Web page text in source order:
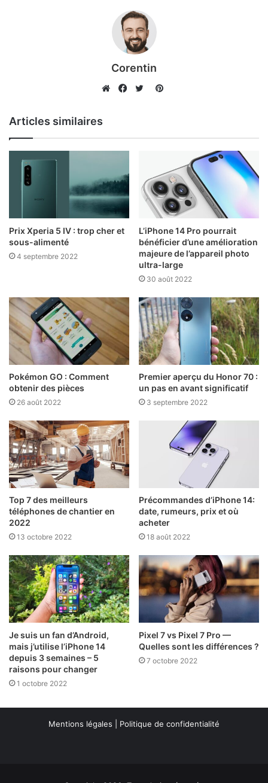
Corentin
Pinterest
Articles similaires
Prix Xperia 5 IV : trop cher et
sous-alimenté
4 septembre 2022
L’iPhone 14 Pro pourrait
bénéficier d’une amélioration
majeure de l’appareil photo
ultra-large
30 août 2022
Pokémon GO : Comment
obtenir des pièces
26 août 2022
Premier aperçu du Honor 70 :
un pas en avant significatif
3 septembre 2022
Top 7 des meilleurs
téléphones de chantier en
2022
13 octobre 2022
Précommandes d’iPhone 14:
date, rumeurs, prix et où
acheter
18 août 2022
Je suis un fan d’Android,
mais j’utilise l’iPhone 14
depuis 3 semaines – 5
raisons pour changer
1 octobre 2022
Pixel 7 vs Pixel 7 Pro —
Quelles sont les différences ?
7 octobre 2022
Mentions légales Politique de confidentialité